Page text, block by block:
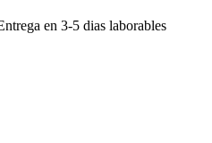
en 3-5 dias laborables